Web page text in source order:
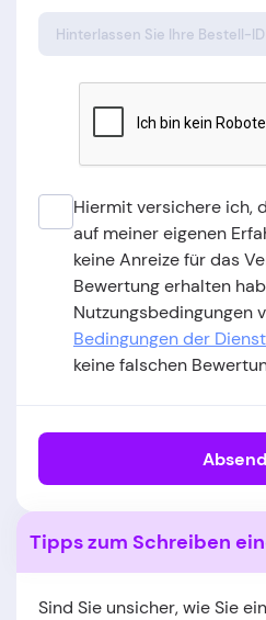
Hiermit versichere ich,
auf meiner eigenen
keine Anreize für das
Bewertung erhalten
Nutzungsbedingungen
Bedingungen der
keine falschen
Tipps zum Schreiben
Sind Sie unsicher, wie Sie